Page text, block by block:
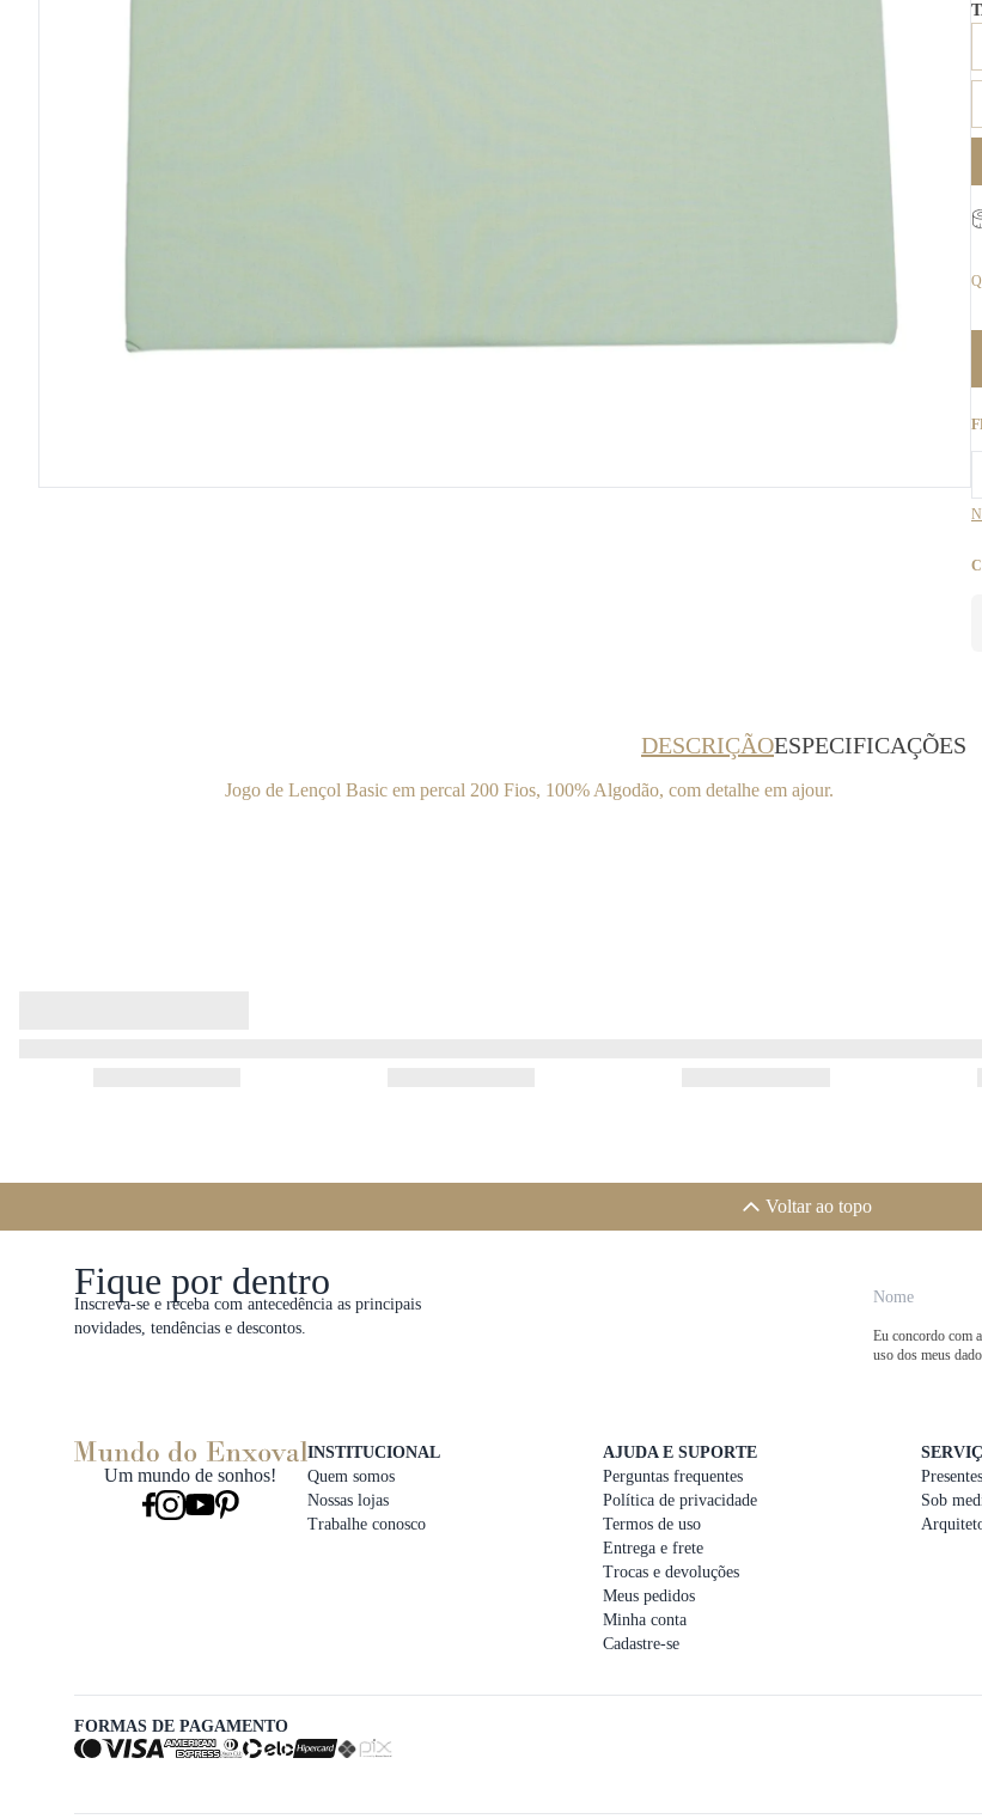
DESCRIÇÃOESPECIFICAÇÕES
Jogo de Lençol Basic em percal 200 Fios, 100% Algodão, com detalhe em ajour.
Voltar ao topo
Fique por dentro
Inscreva-se e receba com antecedência as principais
novidades, tendências e descontos.
Eu concordo com a
uso dos meus
Um mundo de sonhos!
INSTITUCIONAL
Quem somos
Nossas lojas
Trabalhe conosco
AJUDA E SUPORTE
Perguntas frequentes
Política de privacidade
Termos de uso
Entrega e frete
Trocas e devoluções
Meus pedidos
Minha conta
Cadastre-se
Sob
FORMAS DE PAGAMENTO